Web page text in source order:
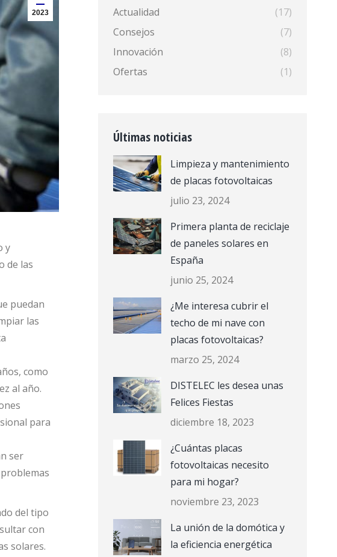
2023
y
de las
puedan
las
como
al año.
para
ser
del tipo
con
solares.
Actualidad
(17)
Consejos
(7)
Innovación
(8)
Ofertas
(1)
Últimas noticias
Limpieza y mantenimiento
de placas fotovoltaicas
julio 23, 2024
Primera planta de reciclaje
de paneles solares en
España
junio 25, 2024
¿Me interesa cubrir el
techo de mi nave con
placas fotovoltaicas?
marzo 25, 2024
DISTELEC les desea unas
Felices Fiestas
diciembre 18, 2023
¿Cuántas placas
fotovoltaicas necesito
para mi hogar?
noviembre 23, 2023
La unión de la domótica y
la eficiencia energética